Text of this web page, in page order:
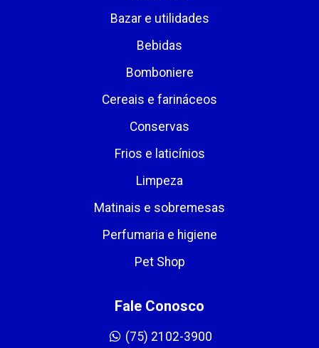
Bazar e utilidades
Bebidas
Bomboniere
Cereais e farináceos
Conservas
Frios e laticínios
Limpeza
Matinais e sobremesas
Perfumaria e higiene
Pet Shop
Fale Conosco
(75) 2102-3900